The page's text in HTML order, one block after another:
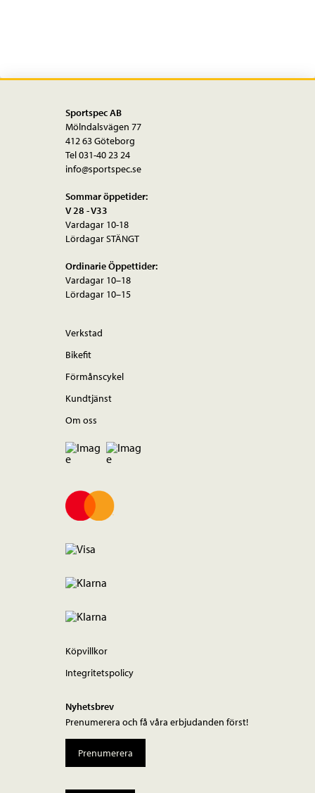
mängd
Sportspec AB
Mölndalsvägen 77
412 63 Göteborg
Tel 031-40 23 24
info@sportspec.se
Sommar öppetider:
V 28 - V33
Vardagar 10-18
Lördagar STÄNGT
Ordinarie Öppettider:
Vardagar 10–18
Lördagar 10–15
Verkstad
Bikefit
Förmånscykel
Kundtjänst
Om oss
Köpvillkor
Integritetspolicy
Nyhetsbrev
Prenumerera och få våra erbjudanden först!
Prenumerera